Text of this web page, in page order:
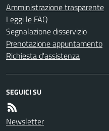
Amministrazione trasparente
Leggi le FAQ
Segnalazione disservizio
Prenotazione appuntamento
Richiesta d'assistenza
SEGUICI SU
Newsletter